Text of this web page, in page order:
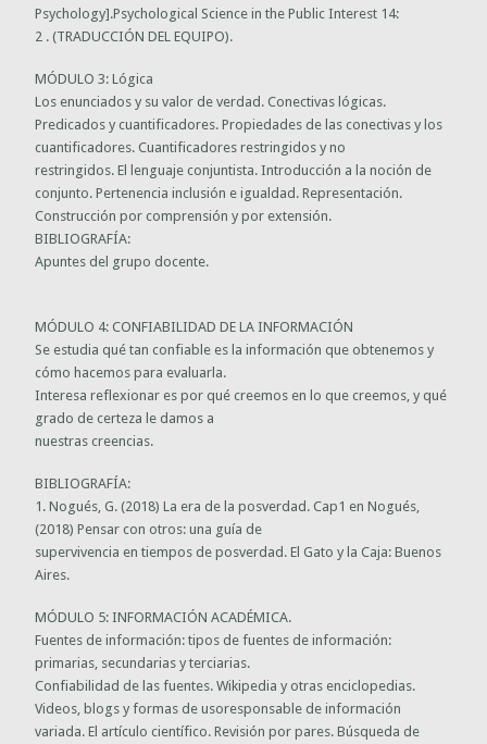
Psychology].Psychological Science in the Public Interest 14:
2 . (TRADUCCIÓN DEL EQUIPO).
MÓDULO 3: Lógica
Los enunciados y su valor de verdad. Conectivas lógicas.
Predicados y cuantificadores. Propiedades de las conectivas y los
cuantificadores. Cuantificadores restringidos y no
restringidos. El lenguaje conjuntista. Introducción a la noción de
conjunto. Pertenencia inclusión e igualdad. Representación.
Construcción por comprensión y por extensión.
BIBLIOGRAFÍA:
Apuntes del grupo docente.
MÓDULO 4: CONFIABILIDAD DE LA INFORMACIÓN
Se estudia qué tan confiable es la información que obtenemos y
cómo hacemos para evaluarla.
Interesa reflexionar es por qué creemos en lo que creemos, y qué
grado de certeza le damos a
nuestras creencias.
BIBLIOGRAFÍA:
1. Nogués, G. (2018) La era de la posverdad. Cap1 en Nogués,
(2018) Pensar con otros: una guía de
supervivencia en tiempos de posverdad. El Gato y la Caja: Buenos
Aires.
MÓDULO 5: INFORMACIÓN ACADÉMICA.
Fuentes de información: tipos de fuentes de información:
primarias, secundarias y terciarias.
Confiabilidad de las fuentes. Wikipedia y otras enciclopedias.
Videos, blogs y formas de usoresponsable de información
variada. El artículo científico. Revisión por pares. Búsqueda de